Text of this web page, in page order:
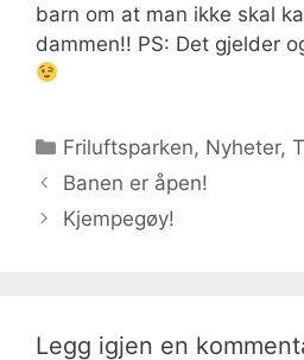
barn om at man ikke skal
dammen!! PS: Det gjelder
Kategorier
Friluftsparken, Nyheter,
Banen er åpen!
Kjempegøy!
Legg igjen en